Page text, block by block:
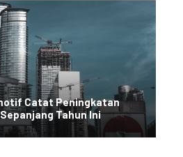
Catat Peningkatan
Tahun Ini